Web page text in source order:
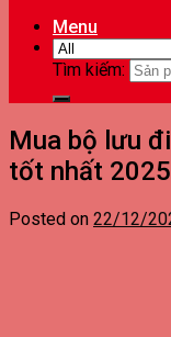
Menu
Tìm kiếm:
Mua bộ lưu
tốt nhất 2025
Posted on 22/12/